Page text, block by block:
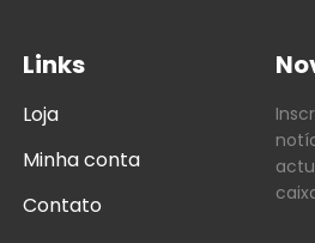
Links
Loja
Minha conta
Contato